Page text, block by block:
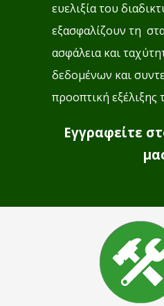
ευελιξία του
εξασφαλίζουν τη
ασφάλεια και
δεδομένων και
προοπτική εξέλιξης
Εγγραφείτε